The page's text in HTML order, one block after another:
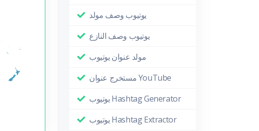
يوتيوب وصف مولد
يوتيوب وصف النازع
مولد عنوان يوتيوب
مستخرج عنوان YouTube
يوتيوب Hashtag Generator
يوتيوب Hashtag Extractor